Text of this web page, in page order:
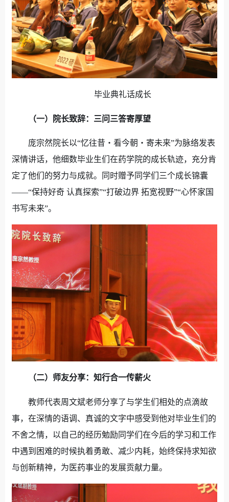
毕业典礼话成长
（一）院长致辞：三问三答寄厚望
庞宗然院长以“忆往昔・ 看今朝 ・ 寄未来”为脉络发表
深情讲话，他细数毕业生们在药学院的成长轨迹，充分肯
定了他们的努力与成就。同时赠予同学们三个成长锦囊
——“保持好奇 认真探索”“打破边界 拓宽视野”“心怀家国
书写未来”。
（二）师友分享：知行合一传薪火
教师代表周文斌老师分享了与学生们相处的点滴故
事，在深情的语调、真诚的文字中感受到他对毕业生们的
不舍之情，以自己的经历勉励同学们在今后的学习和工作
中遇到困难的时候执着勇敢、减少内耗，始终保持求知欲
与创新精神，为医药事业的发展贡献力量。